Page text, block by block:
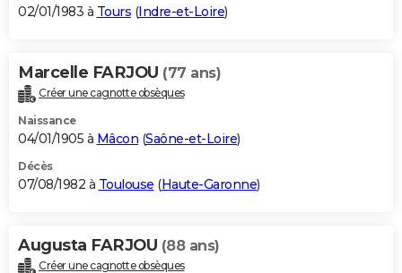
02/01/1983 à Tours (Indre-et-Loire)
Marcelle FARJOU (77 ans)
Créer une cagnotte obsèques
Naissance
04/01/1905 à Mâcon (Saône-et-Loire)
Décès
07/08/1982 à Toulouse (Haute-Garonne)
Augusta FARJOU (88 ans)
Créer une cagnotte obsèques